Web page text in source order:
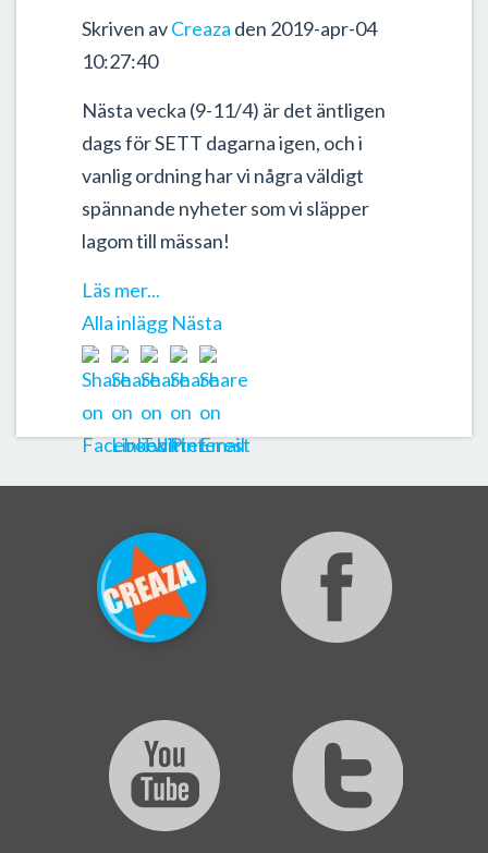
Skriven avCreaza den 2019-apr-04
10:27:40
Nästa vecka (9-11/4) är det äntligen
dags för SETT dagarna igen, och i
vanlig ordning har vi några väldigt
spännande nyheter som vi släpper
lagom till mässan!
Läs mer...
Alla inlägg Nästa